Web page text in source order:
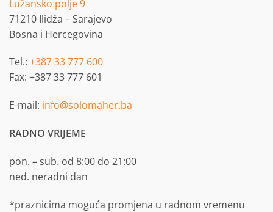
Lužansko polje 9
71210 Ilidža – Sarajevo
Bosna i Hercegovina
Tel.: +387 33 777 600
Fax: +387 33 777 601
E-mail: info@solomaher.ba
RADNO VRIJEME
pon. – sub. od 8:00 do 21:00
ned. neradni dan
*praznicima moguća promjena u radnom vremenu